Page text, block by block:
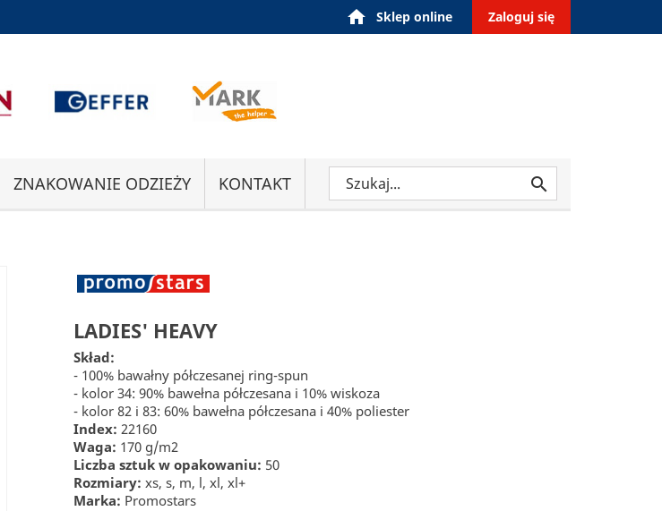
home Sklep online Zaloguj się
ZNAKOWANIE ODZIEŻY KONTAKT 
LADIES' HEAVY
Skład:
- 100% bawałny półczesanej ring-spun
- kolor 34: 90% bawełna półczesana i 10% wiskoza
- kolor 82 i 83: 60% bawełna półczesana i 40% poliester
Index: 22160
Waga: 170 g/m2
Liczba sztuk w opakowaniu: 50
Rozmiary: xs, s, m, l, xl, xl+
Marka: Promostars